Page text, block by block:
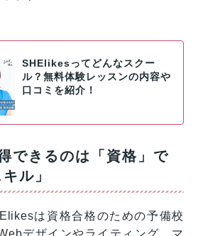
SHElikesってどんなスクー
ル？無料体験レッスンの内容や
口コミを紹介！
できるのは「資格」で
ル」
は資格合格のための予備校
デザインやライティング、マ